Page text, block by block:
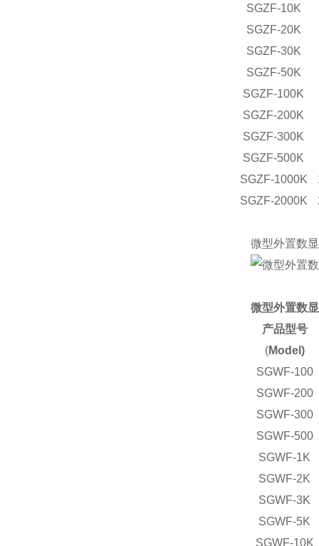
SGZF-10K
SGZF-20K
SGZF-30K
SGZF-50K
SGZF-100K
SGZF-200K
SGZF-300K
SGZF-500K
SGZF-1000K
SGZF-2000K
微型外置数
微型外置数
产品型号
(Model)
SGWF-100
SGWF-200
SGWF-300
SGWF-500
SGWF-1K
SGWF-2K
SGWF-3K
SGWF-5K
SGWF-10K